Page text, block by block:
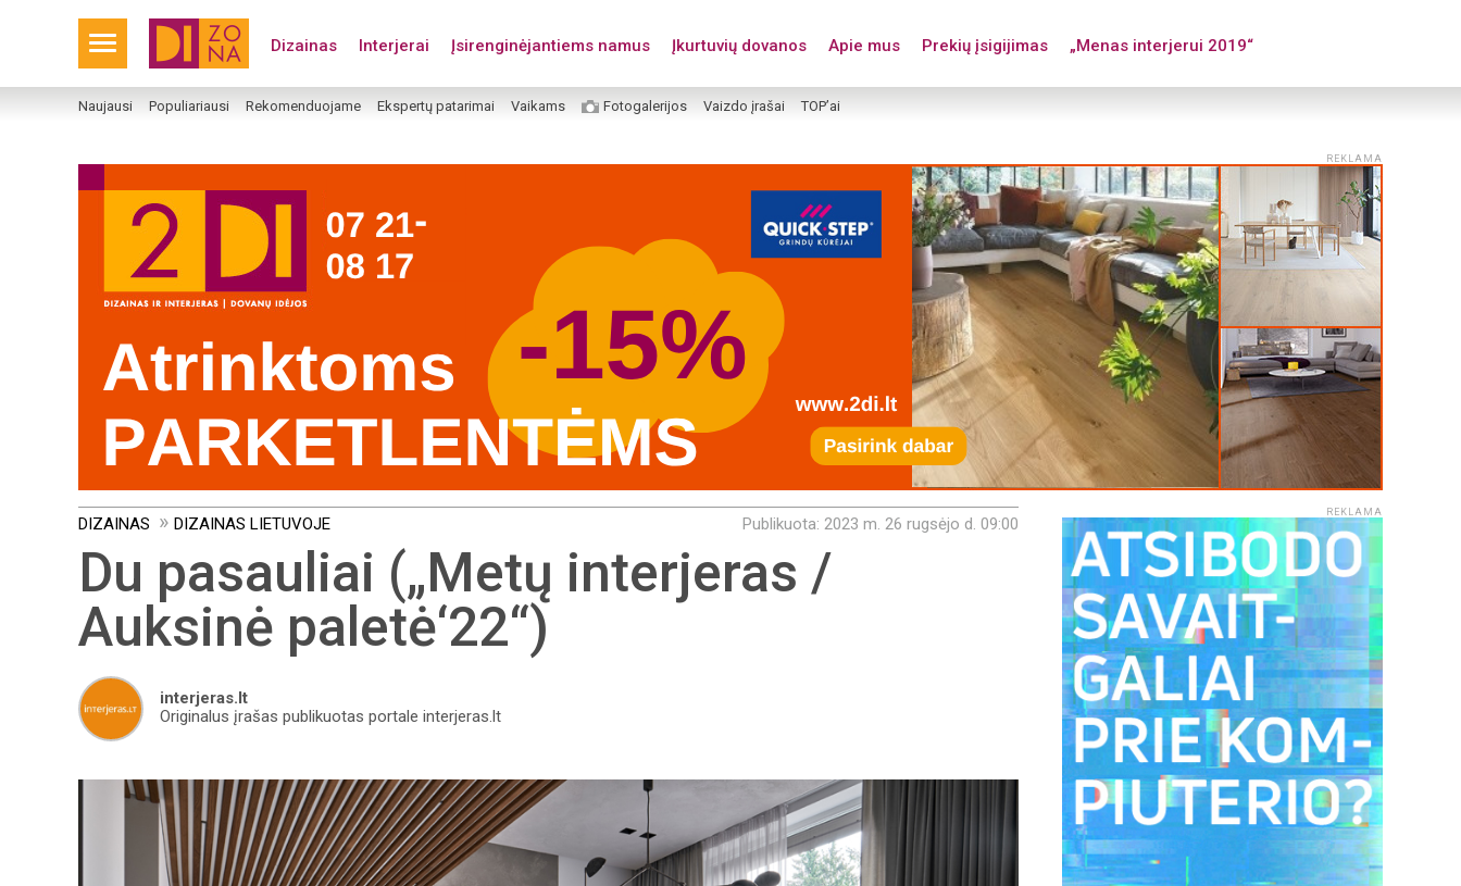
Dizainas Interjerai Įsirenginėjantiems namus Įkurtuvių dovanos Apie mus Prekių įsigijimas „Menas interjerui 2019“
Naujausi Populiariausi Rekomenduojame Ekspertų patarimai Vaikams Fotogalerijos Vaizdo įrašai TOP’ai
REKLAMA
DIZAINAS DIZAINAS LIETUVOJE Publikuota: 2023 m. 26 rugsėjo d. 09:00
Du pasauliai („Metų interjeras /
Auksinė paletė‘22“)
interjeras.lt
Originalus įrašas publikuotas portale interjeras.lt
REKLAMA